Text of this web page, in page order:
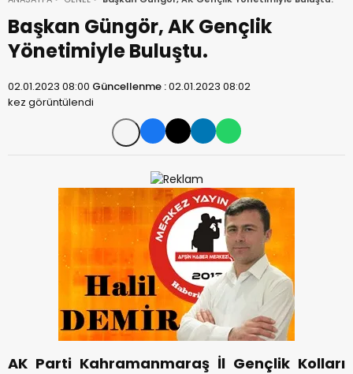
Başkan Güngör, AK Gençlik
Yönetimiyle Buluştu.
02.01.2023 08:00 Güncellenme :02.01.2023 08:02
kez görüntülendi
AK Parti Kahramanmaraş İl Gençlik Kolları